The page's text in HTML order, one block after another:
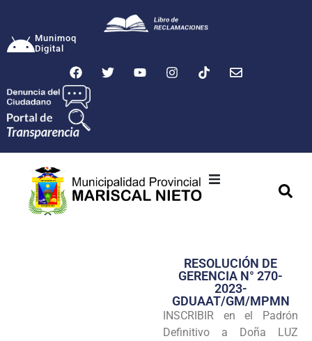
Munimoq
Digital
Transparencia
Seguridad
Programas
RESOLUCIÓN DE
GERENCIA N° 270-
2023-
GDUAAT/GM/MPMN
INSCRIBIR en el Padrón
Definitivo a Doña LUZ